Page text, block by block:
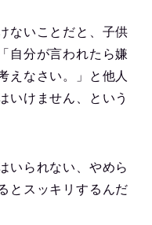
ないことだと、子供
自分が言われたら嫌
えなさい。」と他人
いけません、という
いられない、やめら
とスッキリするんだ